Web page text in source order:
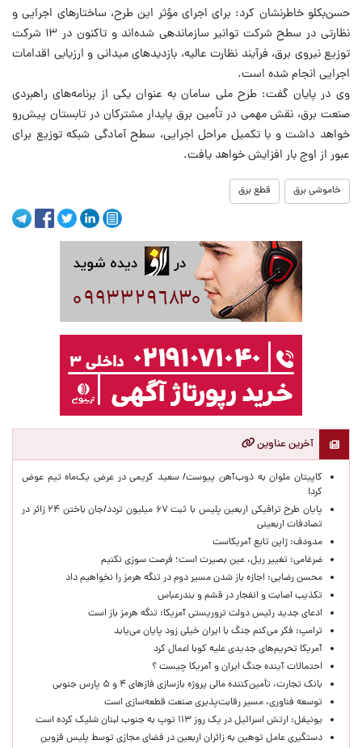
حسن‌بکلو خاطرنشان کرد: برای اجرای مؤثر این طرح، ساختارهای اجرایی و
نظارتی در سطح شرکت توانیر سازماندهی شده‌اند و تاکنون در ۱۳ شرکت
توزیع نیروی برق، فرآیند نظارت عالیه، بازدیدهای میدانی و ارزیابی اقدامات
اجرایی انجام شده است.
وی در پایان گفت: طرح ملی سامان به عنوان یکی از برنامه‌های راهبردی
صنعت برق، نقش مهمی در تأمین برق پایدار مشترکان در تابستان پیش‌رو
خواهد داشت و با تکمیل مراحل اجرایی، سطح آمادگی شبکه توزیع برای
عبور از اوج بار افزایش خواهد یافت.
خاموشی برق قطع برق
آخرین عناوین
کاپیتان ملوان به ذوب‌آهن پیوست/ سعید کریمی در عرض یک‌ماه تیم عوض
کرد!
پایان طرح ترافیکی اربعین پلیس با ثبت ۶۷ میلیون تردد/جان باختن ۲۴ زائر در
تصادفات اربعینی
مدودف: ژاپن تابع آمریکاست
ضرغامی: تغییر ریل، عین بصیرت است؛ فرصت سوزی نکنیم
محسن رضایی: اجازه باز شدن مسیر دوم در تنگه هرمز را نخواهیم داد
تکذیب اصابت و انفجار در قشم و بندرعباس
ادعای جدید رئیس دولت تروریستی آمریکا: تنگه هرمز باز است
ترامپ: فکر می‌کنم جنگ با ایران خیلی زود پایان می‌یابد
آمریکا تحریم‌های جدیدی علیه کوبا اعمال کرد
احتمالات آینده جنگ ایران و آمریکا چیست ؟
بانک تجارت، تأمین‌کننده مالی پروژه بازسازی فازهای ۴ و ۵ پارس جنوبی
توسعه فناوری، مسیر رقابت‌پذیری صنعت قطعه‌سازی است
یونیفل: ارتش اسرائیل در یک روز ۱۱۳ توپ به جنوب لبنان شلیک کرده است
دستگیری عامل توهین به زائران اربعین در فضای مجازی توسط پلیس قزوین